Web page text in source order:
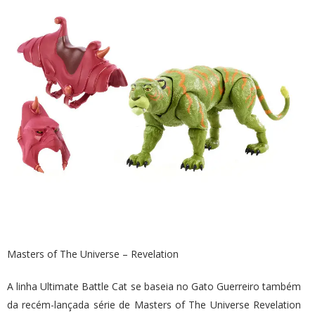
Masters of The Universe – Revelation
A linha Ultimate Battle Cat se baseia no Gato Guerreiro também
da recém-lançada série de Masters of The Universe Revelation